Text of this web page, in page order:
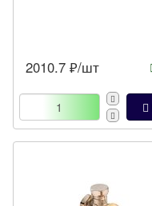
2010.7 ₽/шт